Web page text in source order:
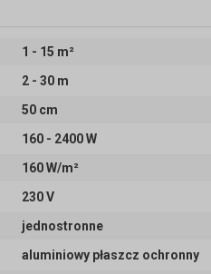
1 - 15 m²
2 - 30 m
50 cm
160 - 2400 W
160 W/m²
230 V
jednostronne
aluminiowy płaszcz ochronny